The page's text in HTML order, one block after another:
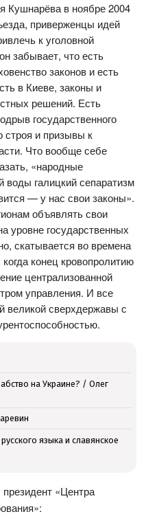
Кушнарёва в ноябре 2004
приверженцы идей
к уголовной
забывает, что есть
законов и есть
в Киеве, законы и
решений. Есть
государственного
строя и призывы к
Что вообще себе
«народные
воды галицкий сепаратизм
— у нас свои законы».
объявлять свои
уровне государственных
скатывается во времена
конец кровопролитию
централизованной
управления. И все
великой сверхдержавы с
на Украине? / Олег
языка и славянское
президент «Центра